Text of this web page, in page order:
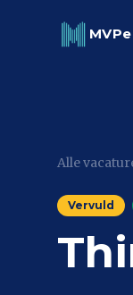
Alle
Vervuld